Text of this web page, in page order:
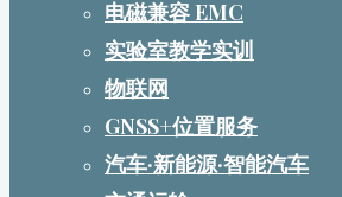
电磁兼容 EMC
实验室教学实训
物联网
GNSS+位置服务
汽车·新能源·智能汽车